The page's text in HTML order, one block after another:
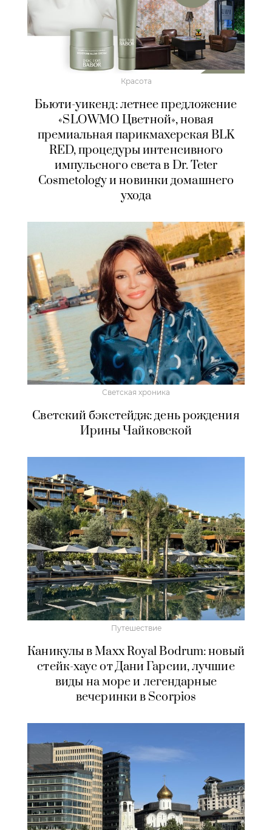
Красота
Бьюти-уикенд: летнее предложение
«SLOWMO Цветной», новая
премиальная парикмахерская BLK
RED, процедуры интенсивного
импульсного света в Dr. Teter
Cosmetology и новинки домашнего
ухода
Светская хроника
Светский бэкстейдж: день рождения
Ирины Чайковской
Путешествие
Каникулы в Maxx Royal Bodrum: новый
стейк-хаус от Дани Гарсии, лучшие
виды на море и легендарные
вечеринки в Scorpios